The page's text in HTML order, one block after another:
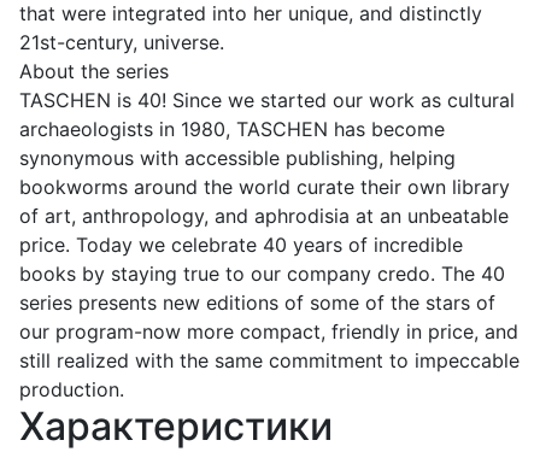
that were integrated into her unique, and distinctly
21st-century, universe.
About the series
TASCHEN is 40! Since we started our work as cultural
archaeologists in 1980, TASCHEN has become
synonymous with accessible publishing, helping
bookworms around the world curate their own library
of art, anthropology, and aphrodisia at an unbeatable
price. Today we celebrate 40 years of incredible
books by staying true to our company credo. The 40
series presents new editions of some of the stars of
our program-now more compact, friendly in price, and
still realized with the same commitment to impeccable
production.
Характеристики